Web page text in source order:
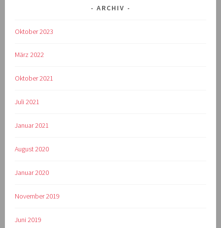
ARCHIV
Oktober 2023
März 2022
Oktober 2021
Juli 2021
Januar 2021
August 2020
Januar 2020
November 2019
Juni 2019